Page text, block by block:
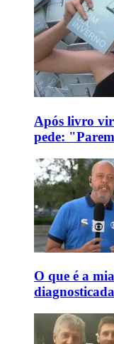
Após livro
pede:
O que é a